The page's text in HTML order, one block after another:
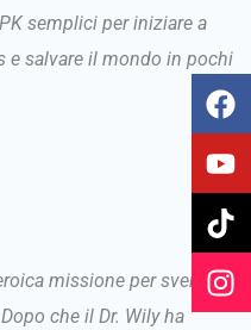
semplici per iniziare a
e salvare il mondo in pochi
missione per sventare i
che il Dr. Wily ha
F
a
c
e
b
o
o
k
Y
o
u
t
u
b
e
T
i
k
t
o
k
I
n
s
t
a
g
r
a